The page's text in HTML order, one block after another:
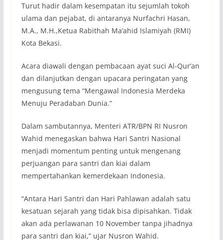
Turut hadir dalam kesempatan itu sejumlah tokoh
ulama dan pejabat, di antaranya Nurfachri Hasan,
M.A., M.H.,Ketua Rabithah Ma’ahid Islamiyah (RMI)
Kota Bekasi.
Acara diawali dengan pembacaan ayat suci Al-Qur’an
dan dilanjutkan dengan upacara peringatan yang
mengusung tema “Mengawal Indonesia Merdeka
Menuju Peradaban Dunia.”
Dalam sambutannya, Menteri ATR/BPN RI Nusron
Wahid menegaskan bahwa Hari Santri Nasional
menjadi momentum penting untuk mengenang
perjuangan para santri dan kiai dalam
mempertahankan kemerdekaan Indonesia.
“Antara Hari Santri dan Hari Pahlawan adalah satu
kesatuan sejarah yang tidak bisa dipisahkan. Tidak
akan ada perlawanan 10 November tanpa jihadnya
para santri dan kiai,” ujar Nusron Wahid.